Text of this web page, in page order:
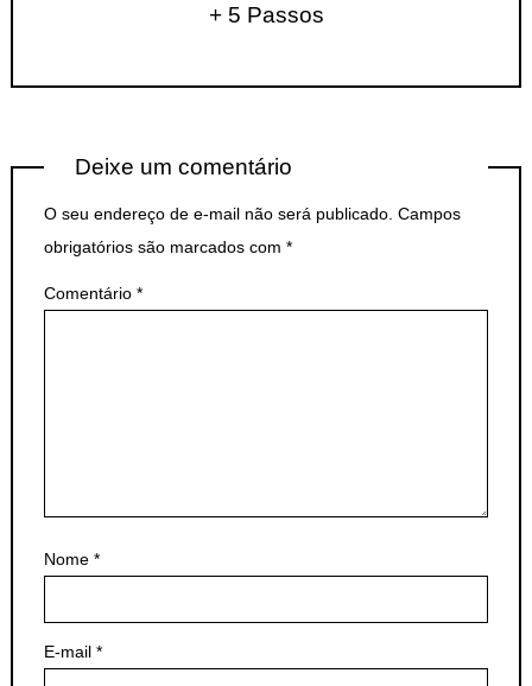
+ 5 Passos
Deixe um comentário
O seu endereço de e-mail não será publicado. Campos
obrigatórios são marcados com *
Comentário *
Nome *
E-mail *